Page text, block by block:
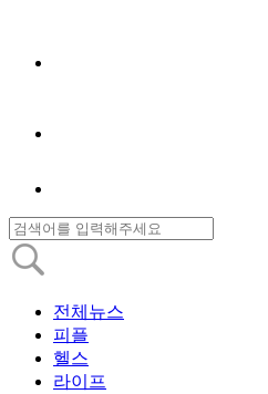
전체뉴스
피플
헬스
라이프